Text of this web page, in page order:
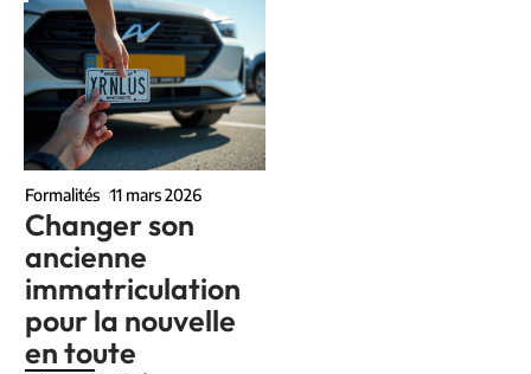
Formalités 11 mars 2026
Changer son
ancienne
immatriculation
pour la nouvelle
en toute